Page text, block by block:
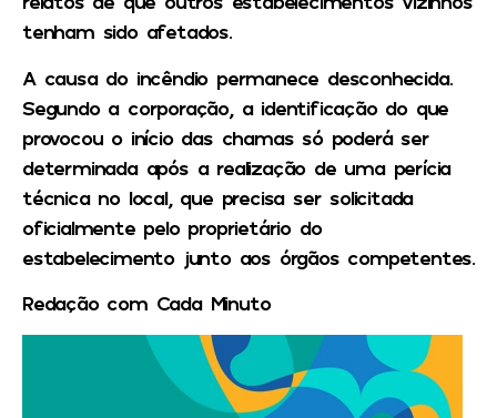
tenham sido afetados.
A causa do incêndio permanece desconhecida.
Segundo a corporação, a identificação do que
provocou o início das chamas só poderá ser
determinada após a realização de uma perícia
técnica no local, que precisa ser solicitada
oficialmente pelo proprietário do
estabelecimento junto aos órgãos competentes.
Redação com Cada Minuto